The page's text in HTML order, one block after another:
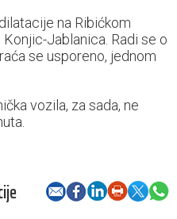
na Ribićkom
Jablanica. Radi se o
se usporeno, jednom
vozila, za sada, ne